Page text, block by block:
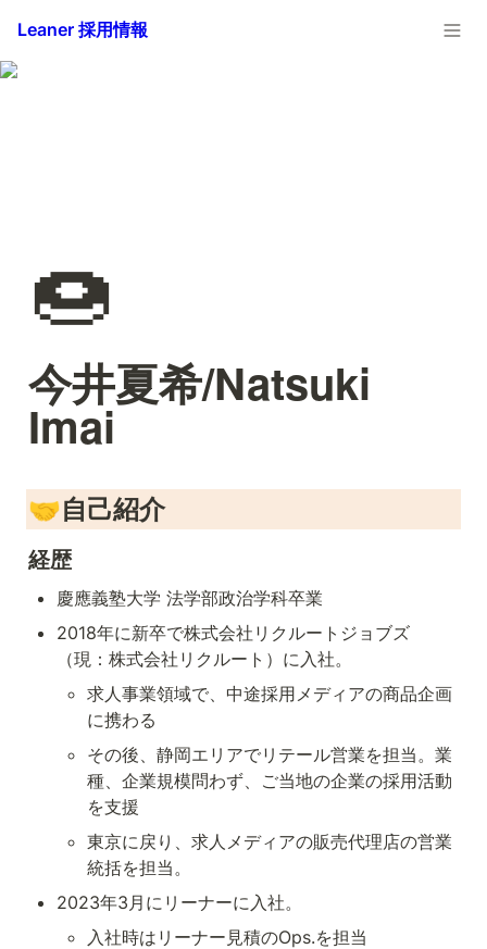
Leaner 採用情報
🍩
今井夏希/Natsuki
Imai
🤝自己紹介
経歴
慶應義塾大学 法学部政治学科卒業
2018年に新卒で株式会社リクルートジョブズ
（現：株式会社リクルート）に入社。
求人事業領域で、中途採用メディアの商品企画
に携わる
その後、静岡エリアでリテール営業を担当。業
種、企業規模問わず、ご当地の企業の採用活動
を支援
東京に戻り、求人メディアの販売代理店の営業
統括を担当。
2023年3月にリーナーに入社。
入社時はリーナー見積のOps.を担当